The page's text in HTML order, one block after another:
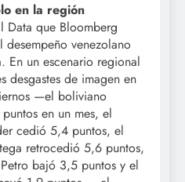
en la región
Data que Bloomberg
venezolano
En un escenario regional
desgastes de imagen en
—el boliviano
en un mes, el
cedió 5,4 puntos, el
retrocedió 5,6 puntos,
bajó 3,5 puntos y el